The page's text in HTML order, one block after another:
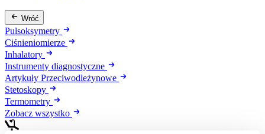
Wróć
Pulsoksymetry
Ciśnieniomierze
Inhalatory
Instrumenty diagnostyczne
Artykuły Przeciwodleżynowe
Stetoskopy
Termometry
Zobacz wszystko